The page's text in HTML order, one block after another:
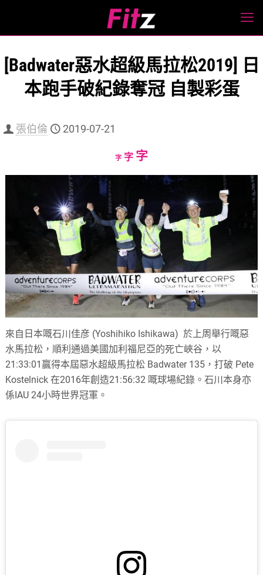
[Badwater惡水超級馬拉松2019] 日
本跑手破紀錄奪冠 自製彩蛋
張伯倫 2019-07-21
字Decrease
字Reset
字Increase
size.
來自日本嘅石川佳彦 (Yoshihiko Ishikawa) 於上周舉行嘅惡
水馬拉松，順利通過美國加利福尼亞的死亡峽谷，以
21:33:01贏得本屆惡水超級馬拉松 Badwater 135，打破 Pete
Kostelnick 在2016年創造21:56:32 嘅球場紀錄。石川本身亦
係IAU 24小時世界冠軍。